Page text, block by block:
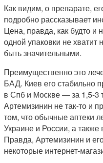
Как видим, о препарате,
подробно рассказывает
Цена, правда, как будто и
одной упаковки не хватит
быть значительными.
Преимущественно это
БАД. Киев его стабильно
в Спб и Москве — за 1,5-3
Артемизинин не так-то и
том, что обычные аптеки
Украине и России, а также
Правда, Артемизинин и
некоторые интернет-